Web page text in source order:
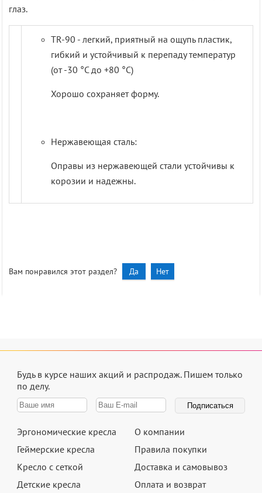
глаз.
TR-90 - легкий, приятный на ощупь пластик,
гибкий и устойчивый к перепаду температур
(от -30 °С до +80 °С)
Хорошо сохраняет форму.
Нержавеющая сталь:
Оправы из нержавеющей стали устойчивы к
корозии и надежны.
Вам понравился этот раздел? Да Нет
Будь в курсе наших акций и распродаж. Пишем только
по делу.
Эргономические кресла
Геймерские кресла
Кресло с сеткой
Детские кресла
О компании
Правила покупки
Доставка и самовывоз
Оплата и возврат